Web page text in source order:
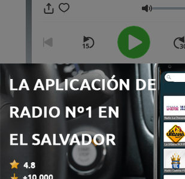
Volumen
00:00
Episodios
1 - Dani (Trailer)
15 jul. 2020